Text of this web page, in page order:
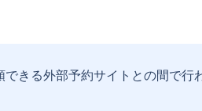
きる外部予約サイトとの間で行